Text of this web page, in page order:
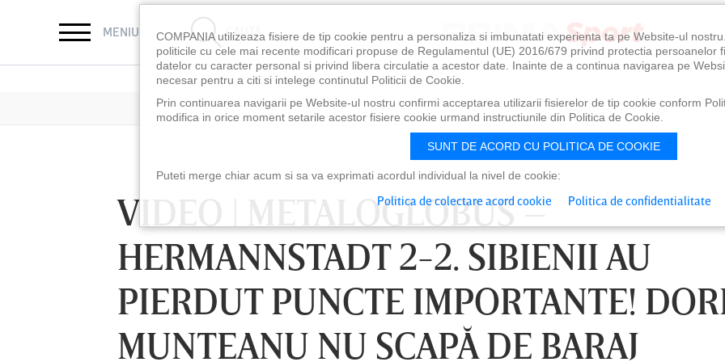
MENIU CAUTĂ
VIDEO | METALOGLOBUS –
HERMANNSTADT 2-2. SIBIENII AU
PIERDUT PUNCTE IMPORTANTE!
MUNTEANU NU SCAPĂ DE BARAJ
LUNI 10 AUG, 21:30 VINERI 07 AUG, 21:00
COMPANIA utilizeaza fisiere de tip cookie pentru a personaliza si imbunatati experienta ta pe Website-ul
politicile cu cele mai recente modificari propuse de Regulamentul (UE) 2016/679 privind protectia persoanelor
datelor cu caracter personal si privind libera circulatie a acestor date. Inainte de a continua navigarea pe
necesar pentru a citi si intelege continutul Politicii de Cookie.
Prin continuarea navigarii pe Website-ul nostru confirmi acceptarea utilizarii fisierelor de tip cookie conform
modifica in orice moment setarile acestor fisiere cookie urmand instructiunile din Politica de Cookie.
SUNT DE ACORD CU POLITICA DE COOKIE
Puteti merge chiar acum si sa va exprimati acordul individual la nivel de cookie:
Politica de colectare acord cookie Politica de confidentialitate